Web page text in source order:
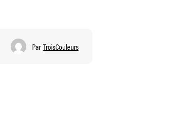
Par TroisCouleurs